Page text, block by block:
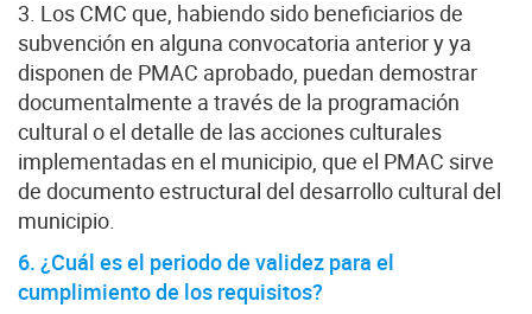
3. Los CMC que, habiendo sido beneficiarios de
subvención en alguna convocatoria anterior y ya
disponen de PMAC aprobado, puedan demostrar
documentalmente a través de la programación
cultural o el detalle de las acciones culturales
implementadas en el municipio, que el PMAC sirve
de documento estructural del desarrollo cultural del
municipio.
6. ¿Cuál es el periodo de validez para el
cumplimiento de los requisitos?